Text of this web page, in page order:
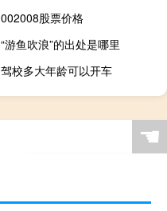
002008股票价格
“游鱼吹浪”的出处是哪里
驾校多大年龄可以开车
☚